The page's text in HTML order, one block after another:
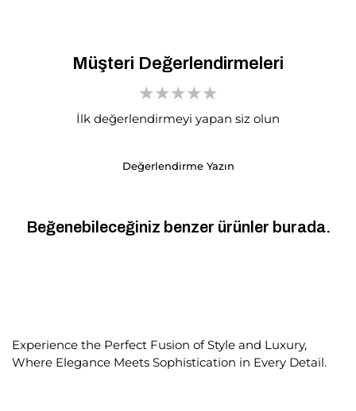
Müşteri Değerlendirmeleri
İlk değerlendirmeyi yapan siz olun
Değerlendirme Yazın
Beğenebileceğiniz benzer ürünler burada.
Experience the Perfect Fusion of Style and Luxury,
Where Elegance Meets Sophistication in Every Detail.